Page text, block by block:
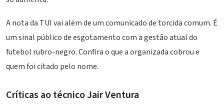
A nota da TUI vai além de um comunicado de torcida comum. É
um sinal público de esgotamento com a gestão atual do
futebol rubro-negro. Confira o que a organizada cobrou e
quem foi citado pelo nome.
Críticas ao técnico Jair Ventura